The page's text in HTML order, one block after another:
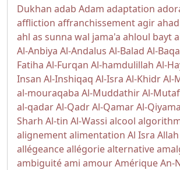
Dukhan adab Adam adaptation
affliction affranchissementagirahad
ahl as sunna wal jama'a ahloul bayt
Al-Anbiya Al-Andalus Al-Balad Al-
Fatiha Al-Furqan Al-hamdulillah Al-
Insan Al-Inshiqaq Al-Isra Al-KhidrAl-
al-mouraqaba Al-MuddathirAl-
al-qadarAl-QadrAl-QamarAl-
Sharh Al-tin Al-Wassi alcool
alignementalimentation Al Isra Allah
allégeanceallégoriealternative
ambiguitéami amourAmériqueAn-